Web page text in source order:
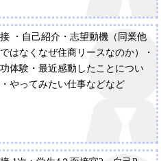
・自己紹介・志望動機（同業他
はなくなぜ住商リースなのか）・
体験・最近感動したことについ
やってみたい仕事などなど